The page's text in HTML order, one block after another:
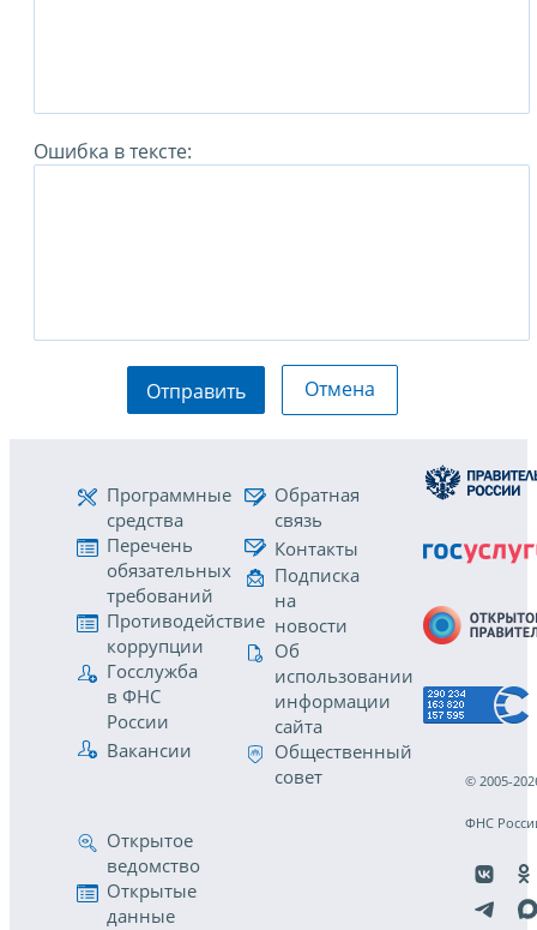
Ошибка в тексте:
Отправить Отмена
Программные
средства
Перечень
обязательных
требований
Противодействие
коррупции
Госслужба
в ФНС
России
Вакансии
Обратная
связь
Контакты
Подписка
на
новости
Об
использовании
информации
сайта
Общественный
совет
Открытое
ведомство
Открытые
данные
© 2005-
ФНС